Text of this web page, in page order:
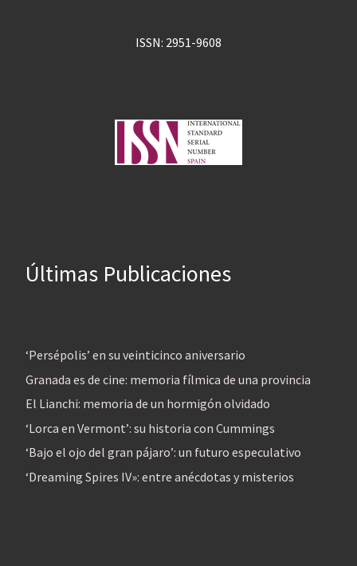
ISSN: 2951-9608
Últimas Publicaciones
‘Persépolis’ en su veinticinco aniversario
Granada es de cine: memoria fílmica de una provincia
El Lianchi: memoria de un hormigón olvidado
‘Lorca en Vermont’: su historia con Cummings
‘Bajo el ojo del gran pájaro’: un futuro especulativo
‘Dreaming Spires IV»: entre anécdotas y misterios